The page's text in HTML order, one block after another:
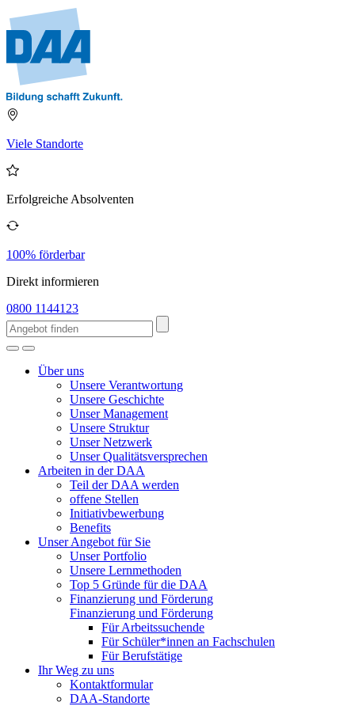
Viele Standorte
Erfolgreiche Absolventen
100% förderbar
Direkt informieren
0800 1144123
Über uns
Unsere Verantwortung
Unsere Geschichte
Unser Management
Unsere Struktur
Unser Netzwerk
Unser Qualitätsversprechen
Arbeiten in der DAA
Teil der DAA werden
offene Stellen
Initiativbewerbung
Benefits
Unser Angebot für Sie
Unser Portfolio
Unsere Lernmethoden
Top 5 Gründe für die DAA
Finanzierung und Förderung
Finanzierung und Förderung
Für Arbeitssuchende
Für Schüler*innen an Fachschulen
Für Berufstätige
Ihr Weg zu uns
Kontaktformular
DAA-Standorte